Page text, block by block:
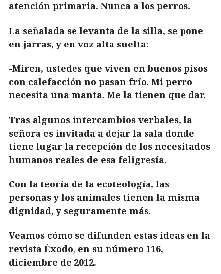
atención primaria. Nunca a los perros.
La señalada se levanta de la silla, se pone
en jarras, y en voz alta suelta:
-Miren, ustedes que viven en buenos pisos
con calefacción no pasan frío. Mi perro
necesita una manta. Me la tienen que dar.
Tras algunos intercambios verbales, la
señora es invitada a dejar la sala donde
tiene lugar la recepción de los necesitados
humanos reales de esa feligresía.
Con la teoría de la ecoteología, las
personas y los animales tienen la misma
dignidad, y seguramente más.
Veamos cómo se difunden estas ideas en la
revista Éxodo, en su número 116,
diciembre de 2012.